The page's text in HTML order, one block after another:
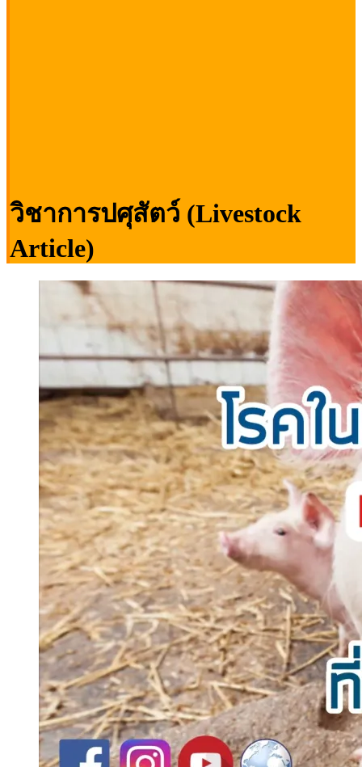
วิชาการปศุสัตว์ (Livestock
Article)